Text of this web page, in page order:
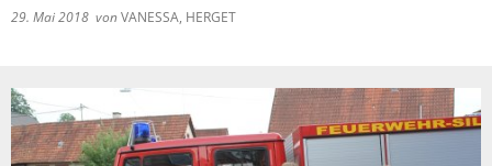
29. Mai 2018 vonVANESSA, HERGET